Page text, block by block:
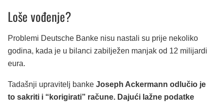
Loše vođenje?
Problemi Deutsche Banke nisu nastali su prije nekoliko
godina, kada je u bilanci zabilježen manjak od 12 milijardi
eura.
Tadašnji upravitelj banke Joseph Ackermann odlučio je
to sakriti i “korigirati” račune. Dajući lažne podatke